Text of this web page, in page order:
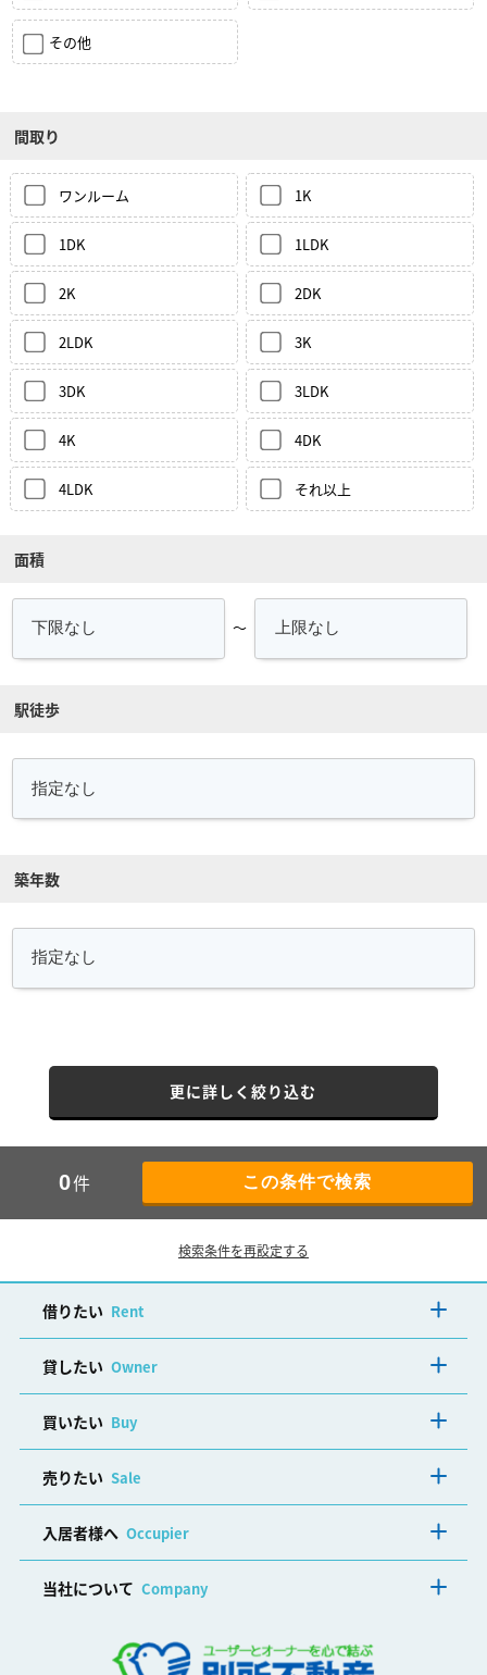
その他
間取り
ワンルーム 1K
1DK 1LDK
2K 2DK
2LDK 3K
3DK 3LDK
4K 4DK
4LDK それ以上
面積
～
駅徒歩
築年数
更に詳しく絞り込む
0件
検索条件を再設定する
借りたい Rent
貸したい Owner
買いたい Buy
売りたい Sale
入居者様へ Occupier
当社について Company